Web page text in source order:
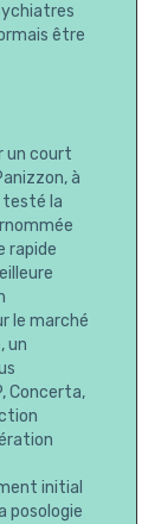
être
un court
à
testé la
rapide
le marché
un
Concerta,
initial
posologie